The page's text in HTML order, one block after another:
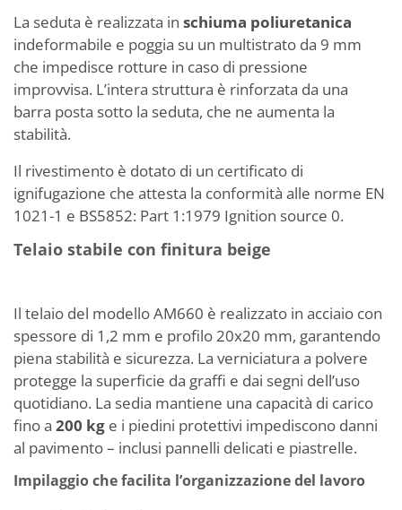
La seduta è realizzata in schiuma poliuretanica
indeformabile e poggia su un multistrato da 9 mm
che impedisce rotture in caso di pressione
improvvisa. L’intera struttura è rinforzata da una
barra posta sotto la seduta, che ne aumenta la
stabilità.
Il rivestimento è dotato di un certificato di
ignifugazione che attesta la conformità alle norme EN
1021-1 e BS5852: Part 1:1979 Ignition source 0.
Telaio stabile con finitura beige
Il telaio del modello AM660 è realizzato in acciaio con
spessore di 1,2 mm e profilo 20x20 mm, garantendo
piena stabilità e sicurezza. La verniciatura a polvere
protegge la superficie da graffi e dai segni dell’uso
quotidiano. La sedia mantiene una capacità di carico
fino a 200 kg e i piedini protettivi impediscono danni
al pavimento – inclusi pannelli delicati e piastrelle.
Impilaggio che facilita l’organizzazione del lavoro